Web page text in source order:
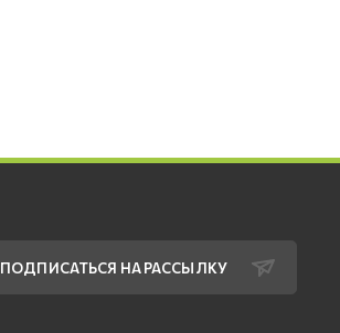
ПОДПИСАТЬСЯ НА РАССЫЛКУ